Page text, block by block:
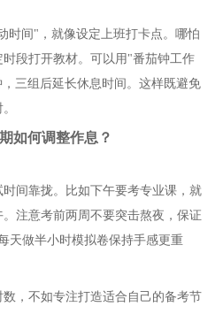
时间"，就像设定上班打卡点。哪怕
段打开教材。可以用"番茄钟工作
三组后延长休息时间。这样既避免
如何调整作息？
间靠拢。比如下午要考专业课，就
注意考前两周不要突击熬夜，保证
天做半小时模拟卷保持手感更重
，不如专注打造适合自己的备考节